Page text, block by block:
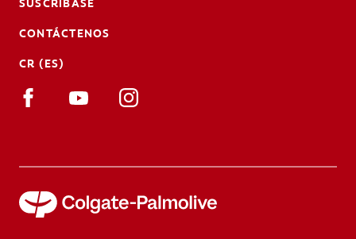
SUSCRÍBASE
CONTÁCTENOS
CR (ES)